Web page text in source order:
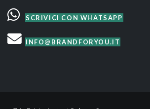
SCRIVICI CON WHATSAPP
INFO@BRANDFORYOU.IT